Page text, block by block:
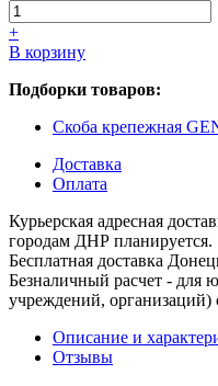
+
В корзину
Подборки товаров:
Скоба крепежная
Доставка
Оплата
Курьерская адресная
городам ДНР планируется.
Бесплатная доставка
Безналичный расчет - для
учреждений, организаций)
Описание и
Отзывы